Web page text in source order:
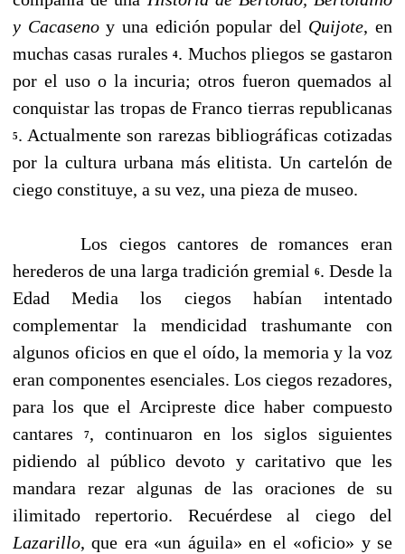
y Cacasenoy una edición popular del Quijote, en
muchas casas rurales4. Muchos pliegos se gastaron
por el uso o la incuria; otros fueron quemados al
conquistar las tropas de Franco tierras republicanas
5. Actualmente son rarezas bibliográficas cotizadas
por la cultura urbana más elitista. Un cartelón de
ciego constituye, a su vez, una pieza de museo.
Los ciegos cantores de romances eran
herederos de una larga tradición gremial 6. Desde la
Edad Media los ciegos habían intentado
complementar la mendicidad trashumante con
algunos oficios en que el oído, la memoria y la voz
eran componentes esenciales. Los ciegos rezadores,
para los que el Arcipreste dice haber compuesto
cantares
7, continuaron en los siglos siguientes
pidiendo al público devoto y caritativo que les
mandara rezar algunas de las oraciones de su
ilimitado repertorio. Recuérdese al ciego del
Lazarillo, que era «un águila» en el «oficio» y se